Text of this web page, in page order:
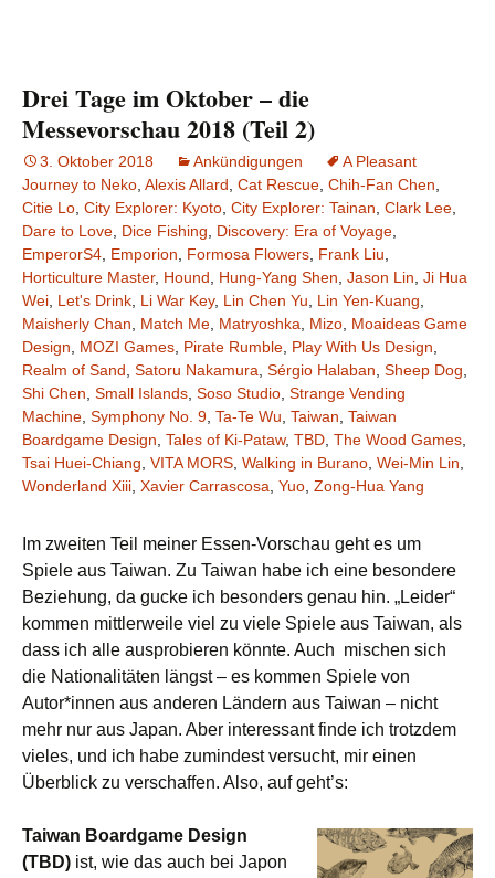
Drei Tage im Oktober – die
Messevorschau 2018 (Teil 2)
3. Oktober 2018 Ankündigungen
A Pleasant
Journey to Neko Alexis Allard Cat Rescue Chih-Fan Chen
Citie Lo City Explorer: Kyoto City Explorer: Tainan Clark Lee
Dare to Love Dice Fishing Discovery: Era of Voyage
EmperorS4 Emporion Formosa Flowers Frank Liu
Horticulture Master, Hound Hung-Yang Shen Jason Lin Ji Hua
Wei Let's Drink Li War Key, Lin Chen Yu Lin Yen-Kuang
Maisherly Chan
Match Me Matryoshka Mizo Moaideas Game
Design
MOZI Games Pirate Rumble Play With Us Design
Realm of Sand Satoru Nakamura Sérgio Halaban Sheep Dog
Shi Chen Small Islands Soso Studio Strange Vending
Machine Symphony No. 9 Ta-Te Wu Taiwan Taiwan
Boardgame Design Tales of Ki-Pataw, TBD The Wood Games
Tsai Huei-Chiang VITA MORS Walking in Burano Wei-Min Lin
Wonderland Xiii Xavier Carrascosa Yuo Zong-Hua Yang
Im zweiten Teil meiner Essen-Vorschau geht es um
Spiele aus Taiwan. Zu Taiwan habe ich eine besondere
Beziehung, da gucke ich besonders genau hin. „Leider“
kommen mittlerweile viel zu viele Spiele aus Taiwan, als
dass ich alle ausprobieren könnte. Auch mischen sich
die Nationalitäten längst – es kommen Spiele von
Autor*innen aus anderen Ländern aus Taiwan – nicht
mehr nur aus Japan. Aber interessant finde ich trotzdem
vieles, und ich habe zumindest versucht, mir einen
Überblick zu verschaffen. Also, auf geht’s:
Taiwan Boardgame Design
(TBD) ist, wie das auch bei Japon